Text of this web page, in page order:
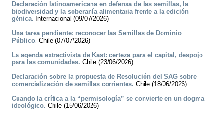
Declaración latinoamericana en defensa de las semillas, la
biodiversidad y la soberanía alimentaria frente a la edición
génica. Internacional (09/07/2026)
Una tarea pendiente: reconocer las Semillas de Dominio
Público. Chile (07/07/2026)
La agenda extractivista de Kast: certeza para el capital, despojo
para las comunidades. Chile (23/06/2026)
Declaración sobre la propuesta de Resolución del SAG sobre
comercialización de semillas corrientes. Chile (18/06/2026)
Cuando la crítica a la “permisología” se convierte en un dogma
ideológico. Chile (15/06/2026)